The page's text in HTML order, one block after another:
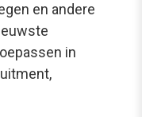
en andere
in